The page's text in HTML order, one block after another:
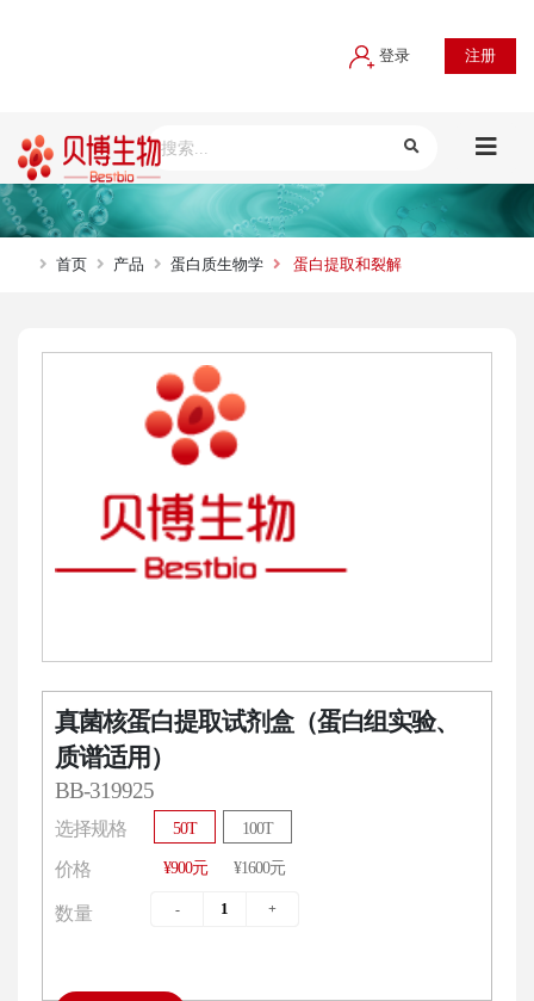
登录 注册
首页 产品 蛋白质生物学 蛋白提取和裂解
真菌核蛋白提取试剂盒（蛋白组实验、
质谱适用）
BB-319925
选择规格 50T 100T
价格 ¥900元 ¥1600元
数量